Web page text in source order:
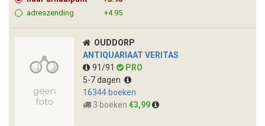
adreszending
+4.95
OUDDORP
ANTIQUARIAAT VERITAS
91/91
PRO
5-7 dagen
16344 boeken
3 boeken €3,99